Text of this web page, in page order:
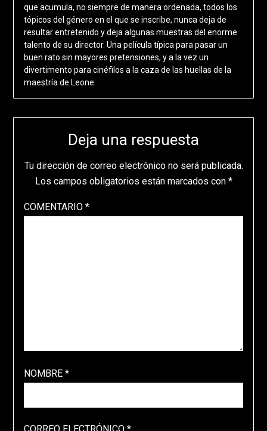
que acumula, no siempre de manera ordenada, todos los
tópicos del género en el que se inscribe, nunca deja de
resultar entretenido y deja algunas muestras del enorme
talento de su director. Una película típica para pasar un
buen rato sin mayores pretensiones, y a la vez un
divertimento para cinéfilos a la caza de las huellas de la
maestría de Leone.
Deja una respuesta
Tu dirección de correo electrónico no será publicada.
Los campos obligatorios están marcados con *
COMENTARIO *
NOMBRE *